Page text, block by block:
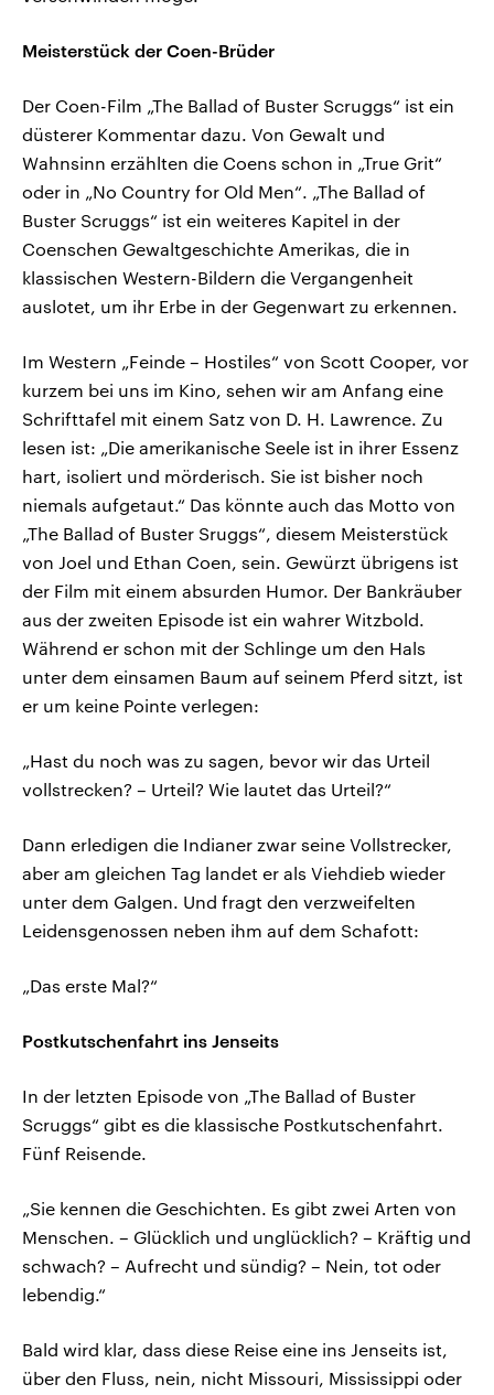
Meisterstück der Coen-Brüder
Der Coen-Film „The Ballad of Buster Scruggs“ ist ein
düsterer Kommentar dazu. Von Gewalt und
Wahnsinn erzählten die Coens schon in „True Grit“
oder in „No Country for Old Men“. „The Ballad of
Buster Scruggs“ ist ein weiteres Kapitel in der
Coenschen Gewaltgeschichte Amerikas, die in
klassischen Western-Bildern die Vergangenheit
auslotet, um ihr Erbe in der Gegenwart zu erkennen.
Im Western „Feinde – Hostiles“ von Scott Cooper, vor
kurzem bei uns im Kino, sehen wir am Anfang eine
Schrifttafel mit einem Satz von D. H. Lawrence. Zu
lesen ist: „Die amerikanische Seele ist in ihrer Essenz
hart, isoliert und mörderisch. Sie ist bisher noch
niemals aufgetaut.“ Das könnte auch das Motto von
„The Ballad of Buster Sruggs“, diesem Meisterstück
von Joel und Ethan Coen, sein. Gewürzt übrigens ist
der Film mit einem absurden Humor. Der Bankräuber
aus der zweiten Episode ist ein wahrer Witzbold.
Während er schon mit der Schlinge um den Hals
unter dem einsamen Baum auf seinem Pferd sitzt, ist
er um keine Pointe verlegen:
„Hast du noch was zu sagen, bevor wir das Urteil
vollstrecken? – Urteil? Wie lautet das Urteil?“
Dann erledigen die Indianer zwar seine Vollstrecker,
aber am gleichen Tag landet er als Viehdieb wieder
unter dem Galgen. Und fragt den verzweifelten
Leidensgenossen neben ihm auf dem Schafott:
„Das erste Mal?“
Postkutschenfahrt ins Jenseits
In der letzten Episode von „The Ballad of Buster
Scruggs“ gibt es die klassische Postkutschenfahrt.
Fünf Reisende.
„Sie kennen die Geschichten. Es gibt zwei Arten von
Menschen. – Glücklich und unglücklich? – Kräftig und
schwach? – Aufrecht und sündig? – Nein, tot oder
lebendig.“
Bald wird klar, dass diese Reise eine ins Jenseits ist,
über den Fluss, nein, nicht Missouri, Mississippi oder